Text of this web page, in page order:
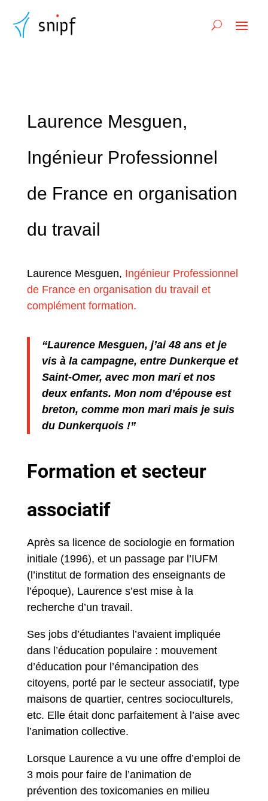
Laurence Mesguen,
Ingénieur Professionnel
de France en organisation
du travail
Laurence Mesguen, Ingénieur Professionnel
de France en organisation du travail et
complément formation.
“Laurence Mesguen, j’ai 48 ans et je
vis à la campagne, entre Dunkerque et
Saint-Omer, avec mon mari et nos
deux enfants. Mon nom d’épouse est
breton, comme mon mari mais je suis
du Dunkerquois !”
Formation et secteur
associatif
Après sa licence de sociologie en formation
initiale (1996), et un passage par l’IUFM
(l’institut de formation des enseignants de
l’époque), Laurence s’est mise à la
recherche d’un travail.
Ses jobs d’étudiantes l’avaient impliquée
dans l’éducation populaire : mouvement
d’éducation pour l’émancipation des
citoyens, porté par le secteur associatif, type
maisons de quartier, centres socioculturels,
etc. Elle était donc parfaitement à l’aise avec
l’animation collective.
Lorsque Laurence a vu une offre d’emploi de
3 mois pour faire de l’animation de
prévention des toxicomanies en milieu